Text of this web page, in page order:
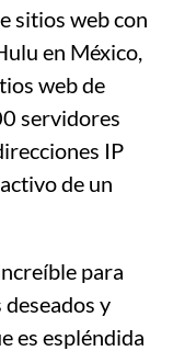
sitios web con
en México,
web de
servidores
IP
de un
para
y
es espléndida